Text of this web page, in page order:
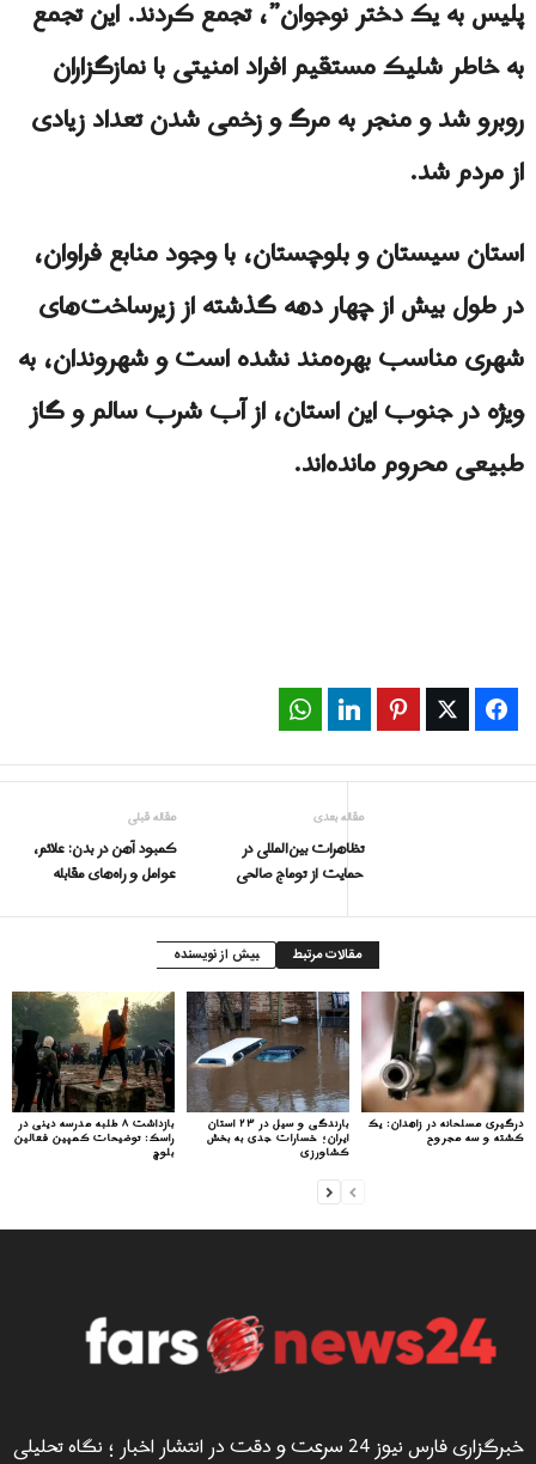
پلیس به یک دختر نوجوان”، تجمع کردند. این تجمع
به خاطر شلیک مستقیم افراد امنیتی با نمازگزاران
روبرو شد و منجر به مرگ و زخمی شدن تعداد زیادی
از مردم شد.
استان سیستان و بلوچستان، با وجود منابع فراوان،
در طول بیش از چهار دهه گذشته از زیرساخت‌های
شهری مناسب بهره‌مند نشده است و شهروندان، به
ویژه در جنوب این استان، از آب شرب سالم و گاز
طبیعی محروم مانده‌اند.
Facebook
Twitter
Pinterest
LinkedIn
مقاله قبلی
کمبود آهن در بدن: علائم،
عوامل و راه‌های مقابله
مقاله بعدی
تظاهرات بین‌المللی در
حمایت از توماج صالحی
مقالات مرتبط بیش از نویسنده
بازداشت ۸ طلبه مدرسه دینی در
راسک: توضیحات کمپین فعالین
بلوچ
بارندگی و سیل در ۲۳ استان
ایران؛ خسارات جدی به بخش
کشاورزی
درگیری مسلحانه در زاهدان: یک
کشته و سه مجروح
خبرگزاری فارس نیوز 24 سرعت و دقت در انتشار اخبار ؛ نگاه تحلیلی